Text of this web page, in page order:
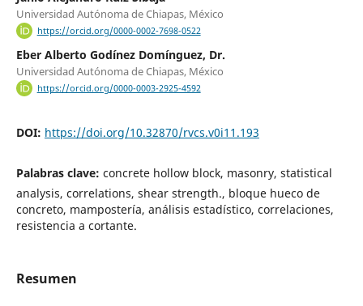
Universidad Autónoma de Chiapas, México
https://orcid.org/0000-0002-7698-0522
Eber Alberto Godínez Domínguez, Dr.
Universidad Autónoma de Chiapas, México
https://orcid.org/0000-0003-2925-4592
DOI: https://doi.org/10.32870/rvcs.v0i11.193
Palabras clave: concrete hollow block, masonry, statistical
analysis, correlations, shear strength., bloque hueco de
concreto, mampostería, análisis estadístico, correlaciones,
resistencia a cortante.
Resumen